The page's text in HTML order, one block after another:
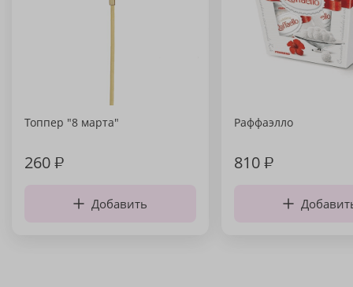
Топпер "8 марта"
260₽
Добавить
Раффаэлло
810₽